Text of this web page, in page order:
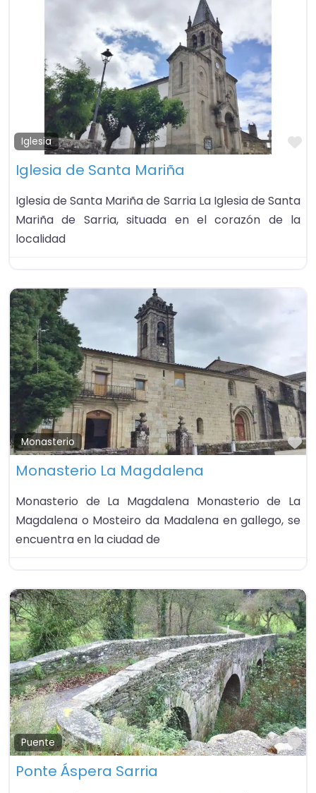
Iglesia
Iglesia de Santa Mariña
Iglesia de Santa Mariña de Sarria La Iglesia de Santa
Mariña de Sarria, situada en el corazón de la
localidad
Monasterio
Monasterio La Magdalena
Monasterio de La Magdalena Monasterio de La
Magdalena o Mosteiro da Madalena en gallego, se
encuentra en la ciudad de
Puente
Ponte Áspera Sarria